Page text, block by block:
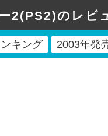
2(PS2)のレビ
キング 2003年発